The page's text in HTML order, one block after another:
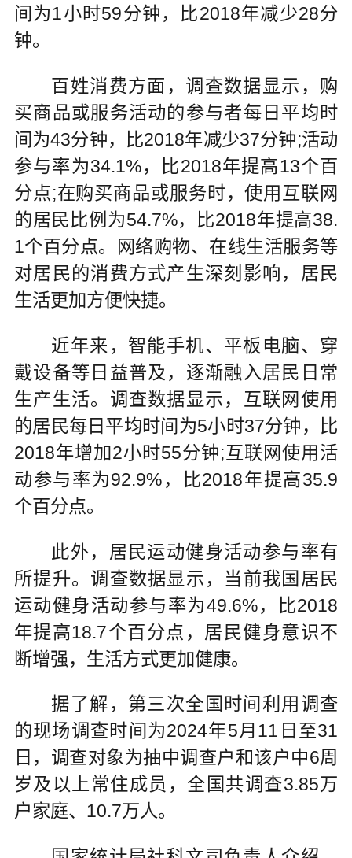
间为1小时59分钟，比2018年减少28分
钟。
百姓消费方面，调查数据显示，购
买商品或服务活动的参与者每日平均时
间为43分钟，比2018年减少37分钟;活动
参与率为34.1%，比2018年提高13个百
分点;在购买商品或服务时，使用互联网
的居民比例为54.7%，比2018年提高38.
1个百分点。网络购物、在线生活服务等
对居民的消费方式产生深刻影响，居民
生活更加方便快捷。
近年来，智能手机、平板电脑、穿
戴设备等日益普及，逐渐融入居民日常
生产生活。调查数据显示，互联网使用
的居民每日平均时间为5小时37分钟，比
2018年增加2小时55分钟;互联网使用活
动参与率为92.9%，比2018年提高35.9
个百分点。
此外，居民运动健身活动参与率有
所提升。调查数据显示，当前我国居民
运动健身活动参与率为49.6%，比2018
年提高18.7个百分点，居民健身意识不
断增强，生活方式更加健康。
据了解，第三次全国时间利用调查
的现场调查时间为2024年5月11日至31
日，调查对象为抽中调查户和该户中6周
岁及以上常住成员，全国共调查3.85万
户家庭、10.7万人。